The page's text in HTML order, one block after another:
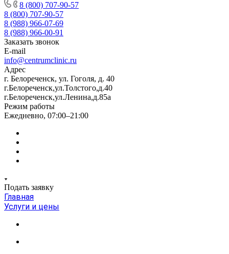
8 (800) 707-90-57
8 (800) 707-90-57
8 (988) 966-07-69
8 (988) 966-00-91
Заказать звонок
E-mail
info@centrumclinic.ru
Адрес
г. Белореченск, ул. Гоголя, д. 40
г.Белореченск,ул.Толстого,д.40
г.Белореченск,ул.Ленина,д.85а
Режим работы
Ежедневно, 07:00–21:00
Подать заявку
Главная
Услуги и цены